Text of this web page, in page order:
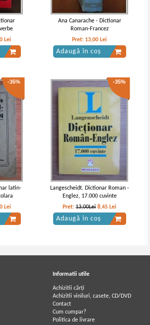
Lei
Ana Canarache - Dictionar
Roman-Francez
Pret: 13,00 Lei
Adaugă în coș
-35%
latin-
Lei
-35%
Langescheidt. Dictionar Roman -
Englez, 17.000 cuvinte
Pret:13,00Lei 8,45 Lei
Adaugă în coș
Informatii utile
Achizitii cărți
Achizitii viniluri, casete, CD/DVD
Contact
Cum cumpar?
Politica de livrare